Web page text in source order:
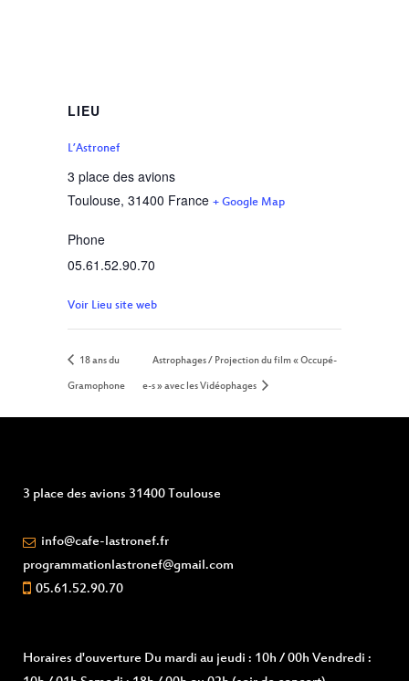
LIEU
L’Astronef
3 place des avions
Toulouse, 31400 France + Google Map
Phone
05.61.52.90.70
Voir Lieu site web
18 ans du
Gramophone
Astrophages / Projection du film « Occupé-
e-s » avec les Vidéophages
3 place des avions 31400 Toulouse
info@cafe-lastronef.fr
programmationlastronef@gmail.com
05.61.52.90.70
Horaires d'ouverture Du mardi au jeudi : 10h / 00h Vendredi :